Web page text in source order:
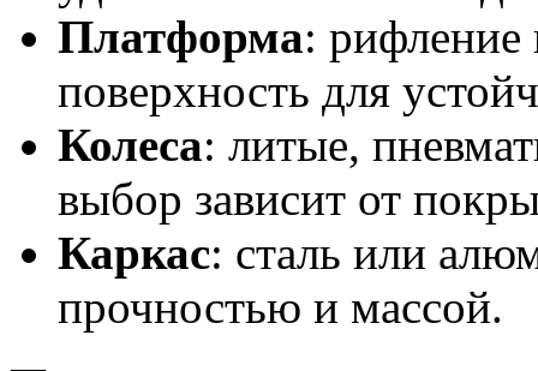
Платформа: рифление
поверхность для
Колеса: литые,
выбор зависит от
Каркас: сталь или
прочностью и массой.